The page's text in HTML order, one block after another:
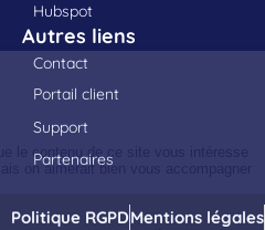
Hubspot
Autres liens
Contact
Portail client
Support
Partenaires
Politique RGPDMentions légales